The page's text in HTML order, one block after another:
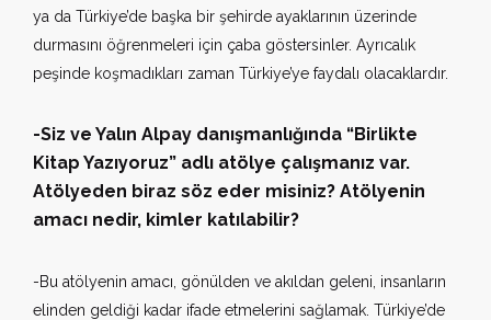
ya da Türkiye’de başka bir şehirde ayaklarının üzerinde
durmasını öğrenmeleri için çaba göstersinler. Ayrıcalık
peşinde koşmadıkları zaman Türkiye’ye faydalı olacaklardır.
-Siz ve Yalın Alpay danışmanlığında “Birlikte
Kitap Yazıyoruz” adlı atölye çalışmanız var.
Atölyeden biraz söz eder misiniz? Atölyenin
amacı nedir, kimler katılabilir?
-Bu atölyenin amacı, gönülden ve akıldan geleni, insanların
elinden geldiği kadar ifade etmelerini sağlamak. Türkiye’de